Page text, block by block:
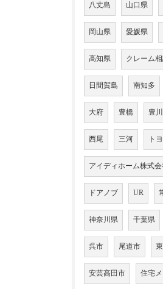
八丈島 山口県
岡山県 愛媛県
高知県 クレーム
日間賀島 南知多
大府 豊橋 豊川
西尾 三河 ト
アイディホーム株式会
ドアノブ UR
神奈川県 千葉県
呉市 尾道市
安芸高田市 住宅